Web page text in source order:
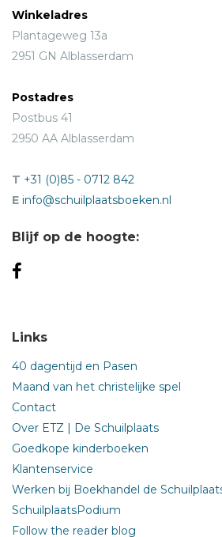
Winkeladres
Plantageweg 13a
2951 GN Alblasserdam
Postadres
Postbus 41
2950 AA Alblasserdam
T +31 (0)85 - 0712 842
E info@schuilplaatsboeken.nl
Blijf op de hoogte:
Links
40 dagentijd en Pasen
Maand van het christelijke spel
Contact
Over ETZ | De Schuilplaats
Goedkope kinderboeken
Klantenservice
Werken bij Boekhandel de
SchuilplaatsPodium
Follow the reader blog